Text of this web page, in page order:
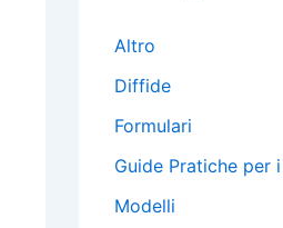
Altro
Diffide
Formulari
Guide Pratiche per
Modelli